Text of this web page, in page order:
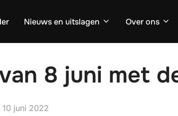
Nieuws en uitslagen Over ons
8 juni met
Geplaatst
10 juni 2022